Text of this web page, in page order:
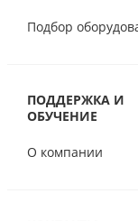
Подбор
ПОДДЕРЖКА И
ОБУЧЕНИЕ
О компании